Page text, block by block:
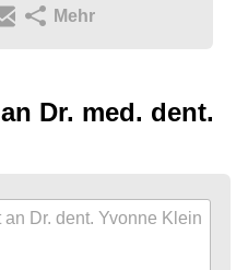
Mehr
Dr. med. dent.